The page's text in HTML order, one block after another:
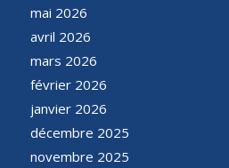
mai 2026
avril 2026
mars 2026
février 2026
janvier 2026
décembre 2025
novembre 2025